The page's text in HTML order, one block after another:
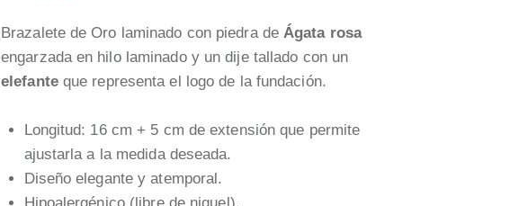
Brazalete de Oro laminado con piedra de Ágata rosa
engarzada en hilo laminado y un dije tallado con un
elefanteque representa el logo de la fundación.
Longitud: 16 cm + 5 cm de extensión que permite
ajustarla a la medida deseada.
Diseño elegante y atemporal.